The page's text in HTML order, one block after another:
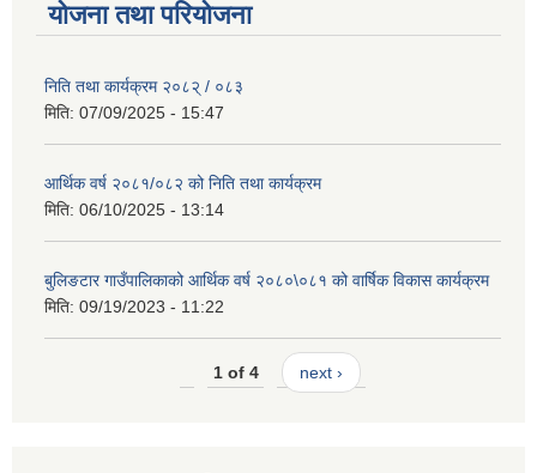
योजना तथा परियोजना
निति तथा कार्यक्रम २०८२् / ०८३
मिति: 07/09/2025 - 15:47
आर्थिक वर्ष २०८१/०८२ को निति तथा कार्यक्रम
मिति: 06/10/2025 - 13:14
बुलिङटार गाउँपालिकाको आर्थिक वर्ष २०८०\०८१ को वार्षिक विकास कार्यक्रम
मिति: 09/19/2023 - 11:22
1 of 4 next ›